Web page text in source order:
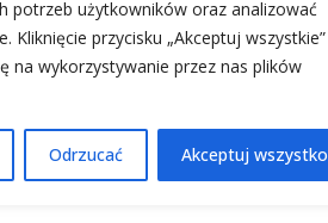
potrzeb użytkowników oraz analizować
Kliknięcie przycisku „Akceptuj wszystkie”
na wykorzystywanie przez nas plików
Odrzucać Akceptuj wszystko
+48 790 650 790